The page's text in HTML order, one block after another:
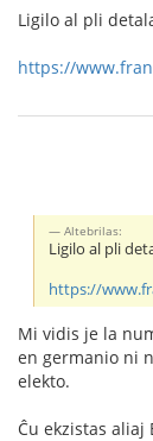
Ligilo al pli
https://
Altebrilas:
Ligilo al pli
https://
Mi vidis je la
en germanio ni
elekto.
Ĉu ekzistas